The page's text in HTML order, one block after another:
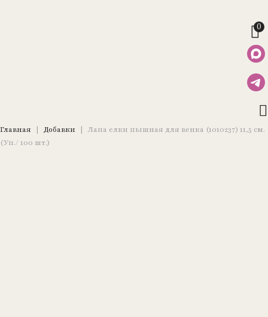
0
Главная | Добавки |
Лапа елки пышная для венка (1010237) 11,5 см.
(Уп./ 100 шт.)